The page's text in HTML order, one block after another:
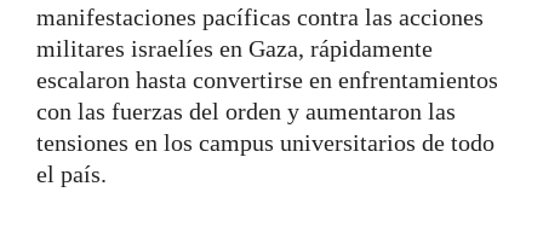
manifestaciones pacíficas contra las acciones
militares israelíes en Gaza, rápidamente
escalaron hasta convertirse en enfrentamientos
con las fuerzas del orden y aumentaron las
tensiones en los campus universitarios de todo
el país.